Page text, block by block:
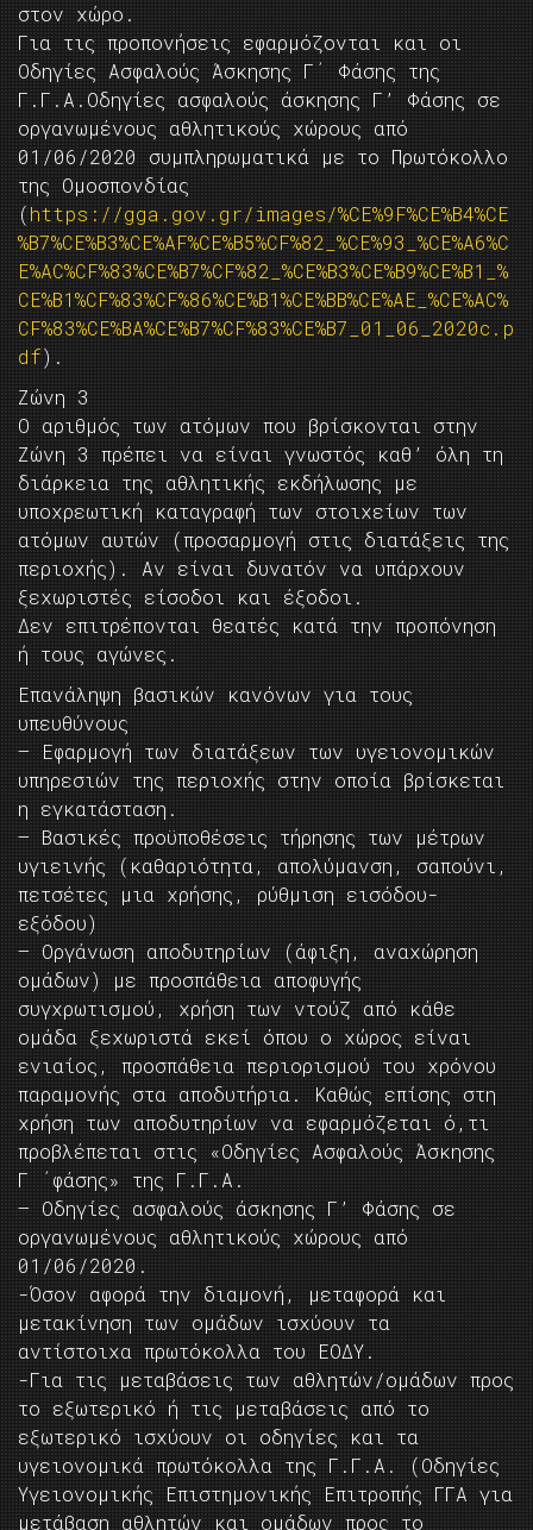
στον χώρο.
Για τις προπονήσεις εφαρμόζονται και οι
Οδηγίες Ασφαλούς Άσκησης Γ΄ Φάσης της
Γ.Γ.Α.Oδηγίες ασφαλούς άσκησης Γ’ Φάσης σε
οργανωμένους αθλητικούς χώρους από
01/06/2020 συμπληρωματικά με το Πρωτόκολλο
της Ομοσπονδίας
(https://gga.gov.gr/images/%CE%9F%CE%B4%CE
%B7%CE%B3%CE%AF%CE%B5%CF%82_%CE%93_%CE%A6%C
E%AC%CF%83%CE%B7%CF%82_%CE%B3%CE%B9%CE%B1_%
CE%B1%CF%83%CF%86%CE%B1%CE%BB%CE%AE_%CE%AC%
CF%83%CE%BA%CE%B7%CF%83%CE%B7_01_06_2020c.p
df).
Ζώνη 3
Ο αριθμός των ατόμων που βρίσκονται στην
Ζώνη 3 πρέπει να είναι γνωστός καθ’ όλη τη
διάρκεια της αθλητικής εκδήλωσης με
υποχρεωτική καταγραφή των στοιχείων των
ατόμων αυτών (προσαρμογή στις διατάξεις της
περιοχής). Αν είναι δυνατόν να υπάρχουν
ξεχωριστές είσοδοι και έξοδοι.
Δεν επιτρέπονται θεατές κατά την προπόνηση
ή τους αγώνες.
Επανάληψη βασικών κανόνων για τους
υπευθύνους
– Εφαρμογή των διατάξεων των υγειονομικών
υπηρεσιών της περιοχής στην οποία βρίσκεται
η εγκατάσταση.
– Βασικές προϋποθέσεις τήρησης των μέτρων
υγιεινής (καθαριότητα, απολύμανση, σαπούνι,
πετσέτες μια χρήσης, ρύθμιση εισόδου-
εξόδου)
– Οργάνωση αποδυτηρίων (άφιξη, αναχώρηση
ομάδων) με προσπάθεια αποφυγής
συγχρωτισμού, χρήση των ντούζ από κάθε
ομάδα ξεχωριστά εκεί όπου ο χώρος είναι
ενιαίος, προσπάθεια περιορισμού του χρόνου
παραμονής στα αποδυτήρια. Καθώς επίσης στη
χρήση των αποδυτηρίων να εφαρμόζεται ό,τι
προβλέπεται στις «Οδηγίες Ασφαλούς Άσκησης
Γ ΄φάσης» της Γ.Γ.Α.
– Oδηγίες ασφαλούς άσκησης Γ’ Φάσης σε
οργανωμένους αθλητικούς χώρους από
01/06/2020.
-Όσον αφορά την διαμονή, μεταφορά και
μετακίνηση των ομάδων ισχύουν τα
αντίστοιχα πρωτόκολλα του ΕΟΔΥ.
-Για τις μεταβάσεις των αθλητών/ομάδων προς
το εξωτερικό ή τις μεταβάσεις από το
εξωτερικό ισχύουν οι οδηγίες και τα
υγειονομικά πρωτόκολλα της Γ.Γ.Α. (Οδηγίες
Υγειονομικής Επιστημονικής Επιτροπής ΓΓΑ για
μετάβαση αθλητών και ομάδων προς το